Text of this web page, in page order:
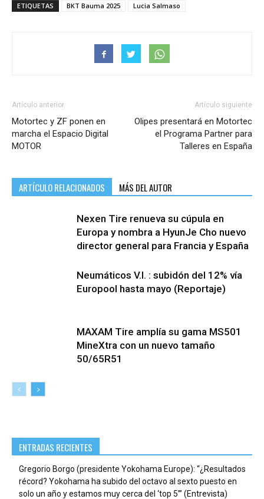
ETIQUETAS BKT Bauma 2025 Lucia Salmaso
Artículo anterior
Motortec y ZF ponen en
marcha el Espacio Digital
MOTOR
Artículo siguiente
Olipes presentará en Motortec
el Programa Partner para
Talleres en España
ARTÍCULO RELACIONADOS MÁS DEL AUTOR
Nexen Tire renueva su cúpula en
Europa y nombra a HyunJe Cho nuevo
director general para Francia y España
Neumáticos V.I. : subidón del 12% vía
Europool hasta mayo (Reportaje)
MAXAM Tire amplía su gama MS501
MineXtra con un nuevo tamaño
50/65R51
ENTRADAS RECIENTES
Gregorio Borgo (presidente Yokohama Europe): “¿Resultados
récord? Yokohama ha subido del octavo al sexto puesto en
solo un año y estamos muy cerca del ‘top 5’” (Entrevista)